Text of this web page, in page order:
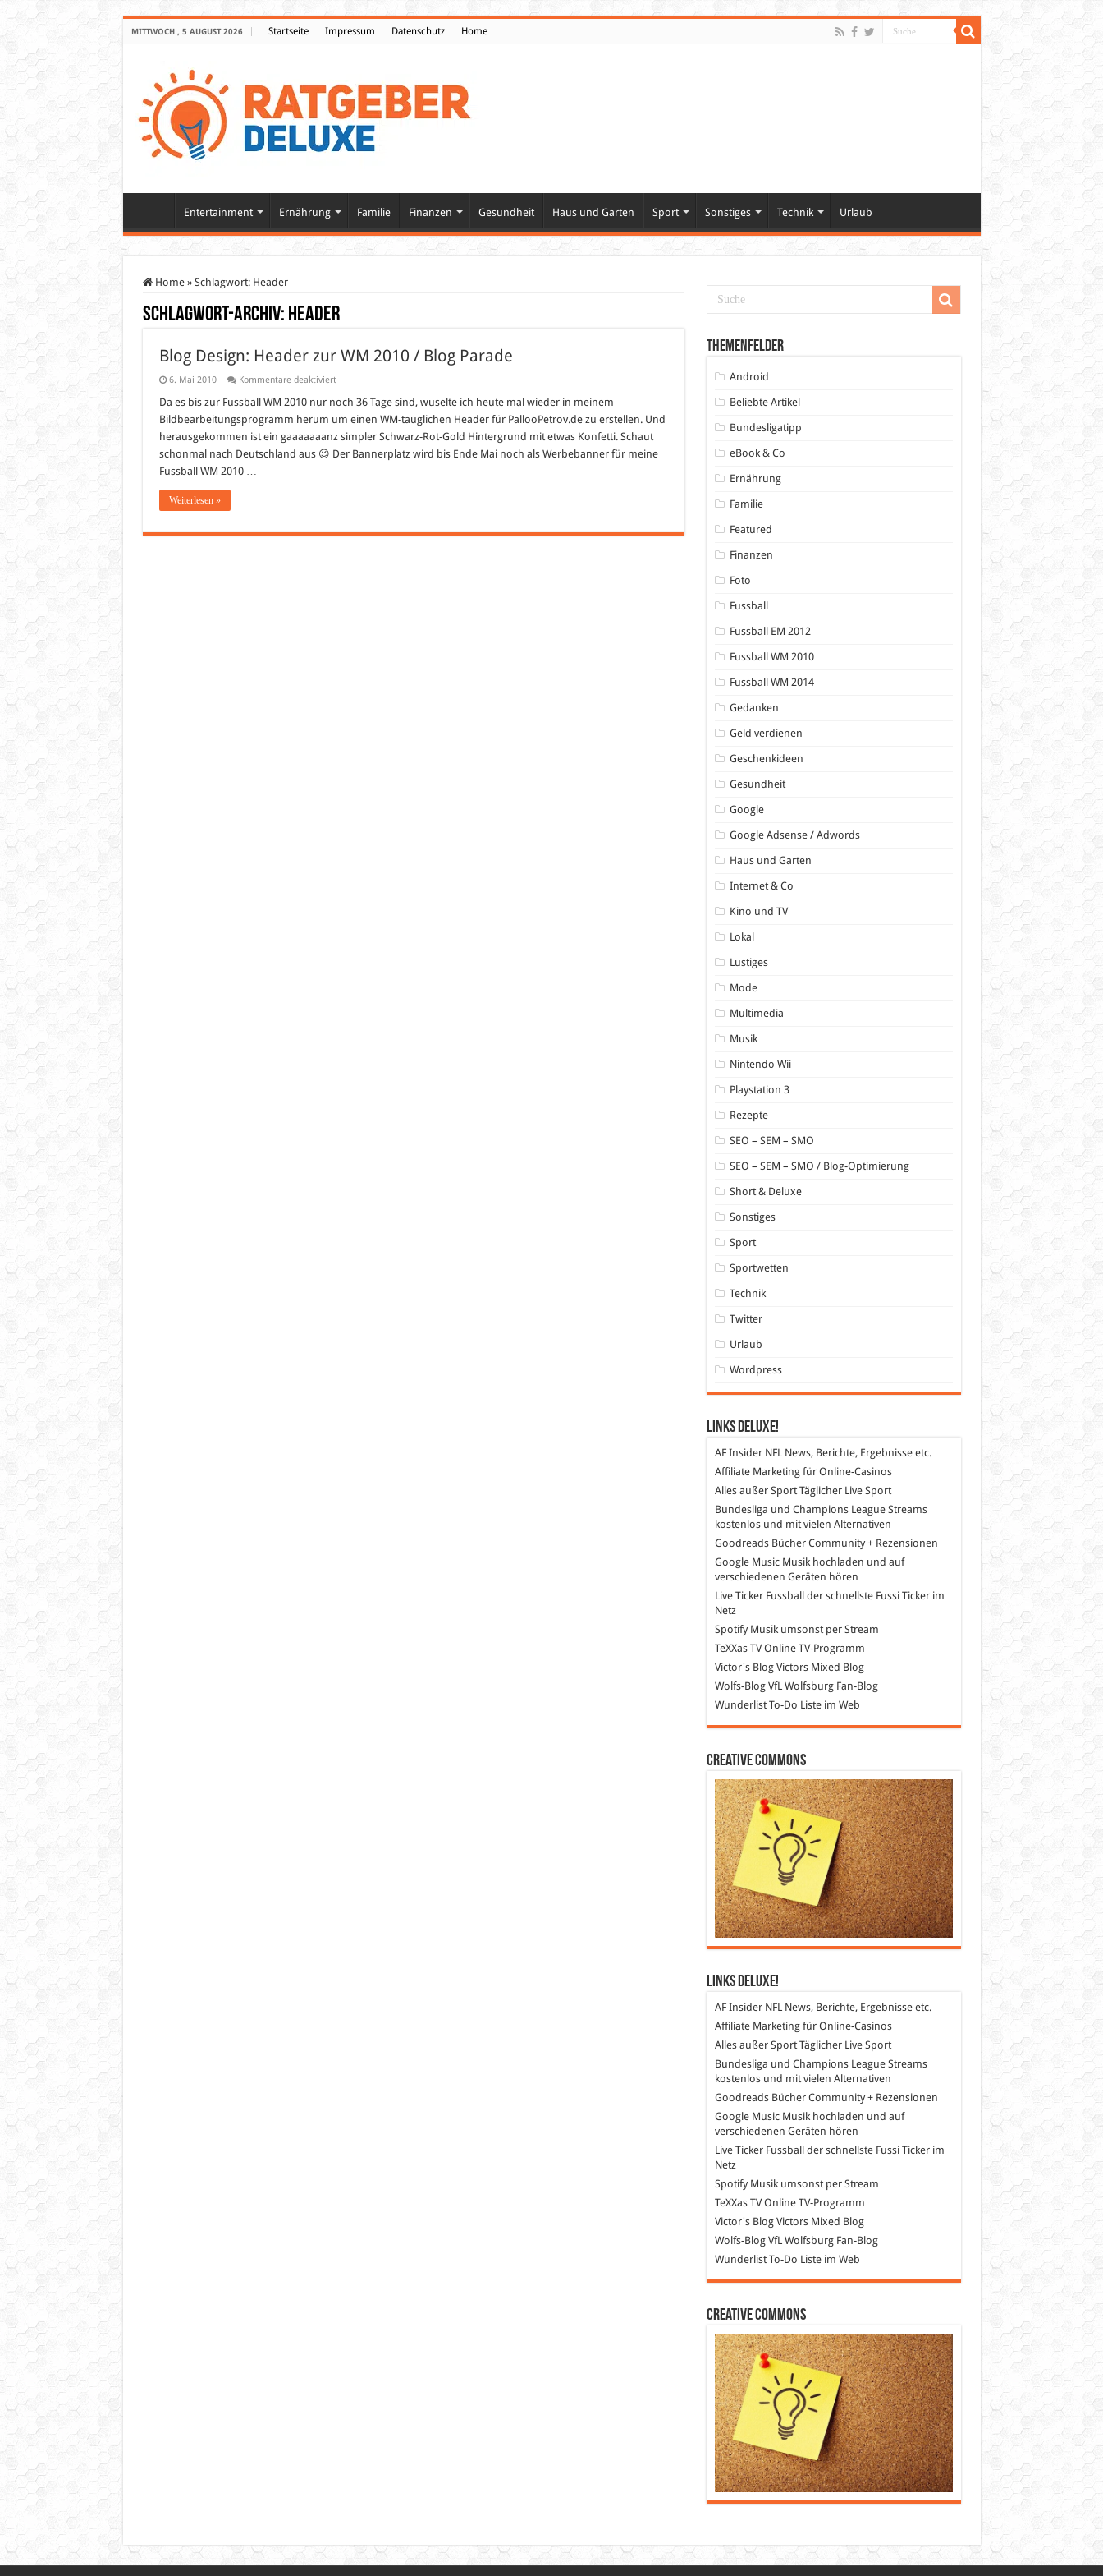
MITTWOCH , 5 AUGUST 2026 Startseite Impressum Datenschutz Home
Entertainment Ernährung Familie Finanzen Gesundheit Haus und Garten Sport Sonstiges Technik Urlaub
Home » Schlagwort: Header
Schlagwort-Archiv: Header
Blog Design: Header zur WM 2010 / Blog Parade
6. Mai 2010 Kommentare deaktiviertfür
Design:
zur
WM
2010
/
Da es bis zur Fussball WM 2010 nur noch 36 Tage sind, wuselte ich heute mal wieder in meinem
Bildbearbeitungsprogramm herum um einen WM-tauglichen Header für PallooPetrov.de zu erstellen. Und
herausgekommen ist ein gaaaaaaanz simpler Schwarz-Rot-Gold Hintergrund mit etwas Konfetti. Schaut
schonmal nach Deutschland aus 😉 Der Bannerplatz wird bis Ende Mai noch als Werbebanner für meine
Fussball WM 2010 …
Weiterlesen »
Themenfelder
Android
Beliebte Artikel
Bundesligatipp
eBook & Co
Ernährung
Familie
Featured
Finanzen
Foto
Fussball
Fussball EM 2012
Fussball WM 2010
Fussball WM 2014
Gedanken
Geld verdienen
Geschenkideen
Gesundheit
Google
Google Adsense / Adwords
Haus und Garten
Internet & Co
Kino und TV
Lokal
Lustiges
Mode
Multimedia
Musik
Nintendo Wii
Playstation 3
Rezepte
SEO – SEM – SMO
SEO – SEM – SMO / Blog-Optimierung
Short & Deluxe
Sonstiges
Sport
Sportwetten
Technik
Twitter
Urlaub
Wordpress
Links DeLuXe!
AF InsiderNFL News, Berichte, Ergebnisse etc.
Affiliate Marketingfür Online-Casinos
Alles außer SportTäglicher Live Sport
Bundesliga und Champions League Streams
kostenlos und mit vielen Alternativen
GoodreadsBücher Community + Rezensionen
Google MusicMusik hochladen und auf
verschiedenen Geräten hören
Live Ticker Fussball
der schnellste Fussi Ticker im
Netz
SpotifyMusik umsonst per Stream
TeXXas TVOnline TV-Programm
Victor's BlogVictors Mixed Blog
Wolfs-BlogVfL Wolfsburg Fan-Blog
WunderlistTo-Do Liste im Web
Creative Commons
Links DeLuXe!
AF InsiderNFL News, Berichte, Ergebnisse etc.
Affiliate Marketingfür Online-Casinos
Alles außer SportTäglicher Live Sport
Bundesliga und Champions League Streams
kostenlos und mit vielen Alternativen
GoodreadsBücher Community + Rezensionen
Google MusicMusik hochladen und auf
verschiedenen Geräten hören
Live Ticker Fussball
der schnellste Fussi Ticker im
Netz
SpotifyMusik umsonst per Stream
TeXXas TVOnline TV-Programm
Victor's BlogVictors Mixed Blog
Wolfs-BlogVfL Wolfsburg Fan-Blog
WunderlistTo-Do Liste im Web
Creative Commons